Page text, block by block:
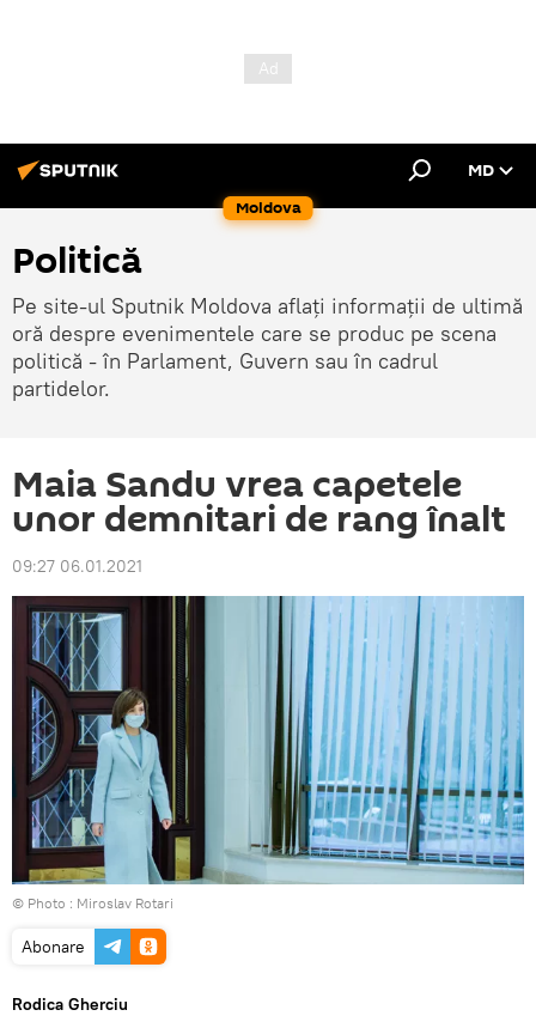
Moldova
MD
Politică
Pe site-ul Sputnik Moldova aflați informații de ultimă
oră despre evenimentele care se produc pe scena
politică - în Parlament, Guvern sau în cadrul
partidelor.
Maia Sandu vrea capetele
unor demnitari de rang înalt
09:27 06.01.2021
© Photo : Miroslav Rotari
Abonare
Rodica Gherciu